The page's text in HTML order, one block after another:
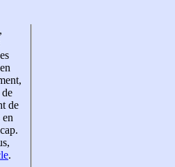
de
en
.